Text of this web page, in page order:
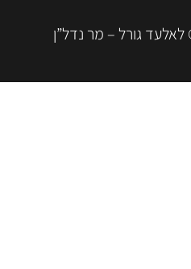
לאלעד גורל – מר נדל”ן